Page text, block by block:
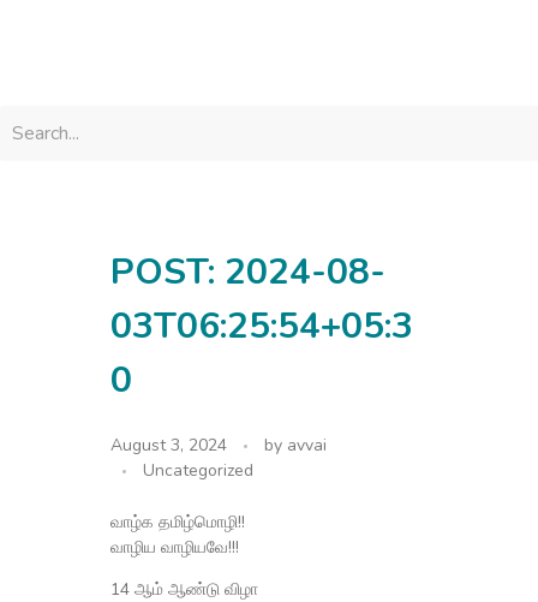
POST: 2024-08-
03T06:25:54+05:3
0
August 3, 2024 by avvai
Uncategorized
வாழ்க தமிழ்மொழி!!
வாழிய வாழியவே!!!
14 ஆம் ஆண்டு விழா